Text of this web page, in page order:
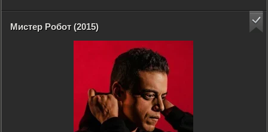
Мистер Робот (2015)